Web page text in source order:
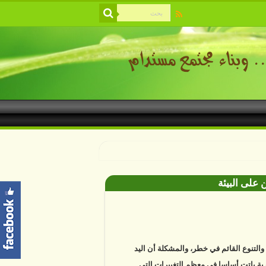
على البيئة
باتت أساسا في معظم التغييرات التي
دراسات علمية تكشف أن خمسة عشر في